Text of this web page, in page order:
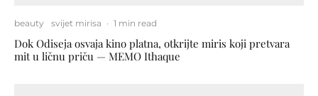
beauty svijet mirisa · 1 min read
Dok Odiseja osvaja kino platna, otkrijte miris koji pretvara
mit u ličnu priču — MEMO Ithaque